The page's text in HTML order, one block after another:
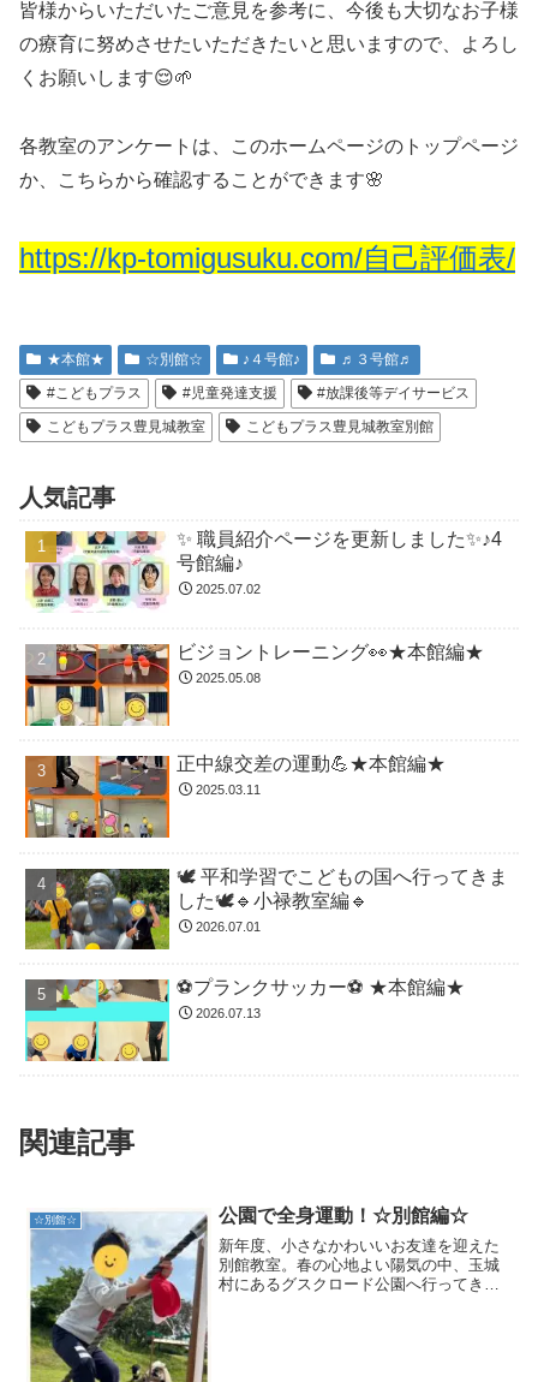
皆様からいただいたご意見を参考に、今後も大切なお子様
の療育に努めさせたいただきたいと思いますので、よろし
くお願いします😌🌱
各教室のアンケートは、このホームページのトップページ
か、こちらから確認することができます🌸
https://kp-tomigusuku.com/自己評価表/
★本館★ ☆別館☆ ♪４号館♪
♬３号館♬
#こどもプラス
#児童発達支援
#放課後等デイサービス
こどもプラス豊見城教室
こどもプラス豊見城教室別館
人気記事
✨ 職員紹介ページを更新しました✨♪4
号館編♪
2025.07.02
ビジョントレーニング👀★本館編★
2025.05.08
正中線交差の運動💪★本館編★
2025.03.11
🕊️ 平和学習でこどもの国へ行ってきま
した🕊️🔹小禄教室編🔹
2026.07.01
⚽️プランクサッカー⚽️ ★本館編★
2026.07.13
関連記事
☆別館☆ 公園で全身運動！☆別館編☆
新年度、小さなかわいいお友達を迎えた
別館教室。春の心地よい陽気の中、玉城
村にあるグスクロード公園へ行ってきま